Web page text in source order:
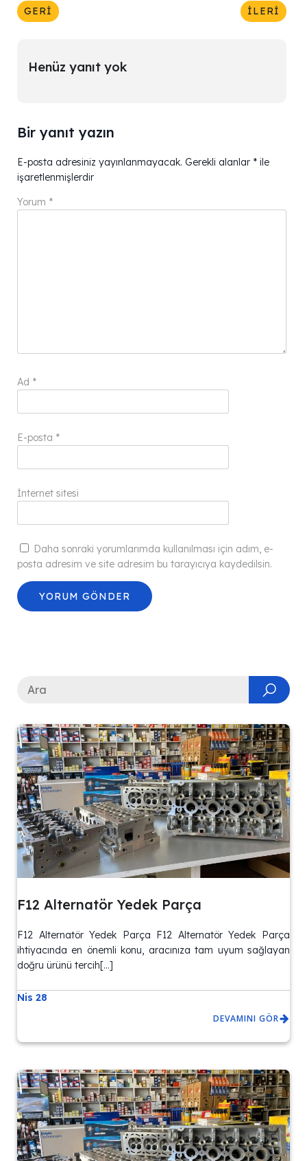
GERI İLERI
Henüz yanıt yok
Bir yanıt yazın
E-posta adresiniz yayınlanmayacak. Gerekli alanlar * ile
işaretlenmişlerdir
Yorum *
Ad *
E-posta *
İnternet sitesi
Daha sonraki yorumlarımda kullanılması için adım, e-
posta adresim ve site adresim bu tarayıcıya kaydedilsin.
F12 Alternatör Yedek Parça
F12 Alternatör Yedek Parça F12 Alternatör Yedek Parça
ihtiyacında en önemli konu, aracınıza tam uyum sağlayan
doğru ürünü tercih[…]
Nis 28
DEVAMINI GÖR